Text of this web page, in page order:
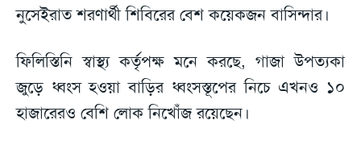
নুসেইরাত শরণার্থী শিবিরের বেশ কয়েকজন বাসিন্দার।
ফিলিস্তিনি স্বাস্থ্য কর্তৃপক্ষ মনে করছে, গাজা উপত্যকা
জুড়ে ধ্বংস হওয়া বাড়ির ধ্বংসস্তূপের নিচে এখনও ১০
হাজারেরও বেশি লোক নিখোঁজ রয়েছেন।